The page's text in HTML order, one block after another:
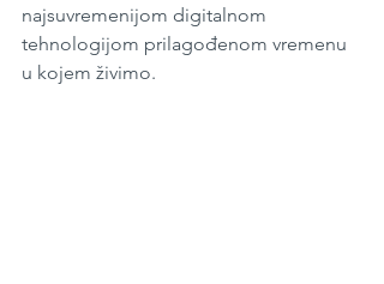
najsuvremenijom digitalnom
tehnologijom prilagođenom vremenu
u kojem živimo.